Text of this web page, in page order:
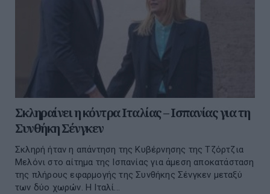
Σκληραίνει η κόντρα Ιταλίας – Ισπανίας για τη
Συνθήκη Σένγκεν
Σκληρή ήταν η απάντηση της Κυβέρνησης της Τζόρτζια
Μελόνι στο αίτημα της Ισπανίας για άμεση αποκατάσταση
της πλήρους εφαρμογής της Συνθήκης Σένγκεν μεταξύ
των δύο χωρών. Η Ιταλί...